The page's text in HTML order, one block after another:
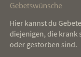
Gebetswünsche
Hier kannst du
diejenigen, die krank
oder gestorben sind.